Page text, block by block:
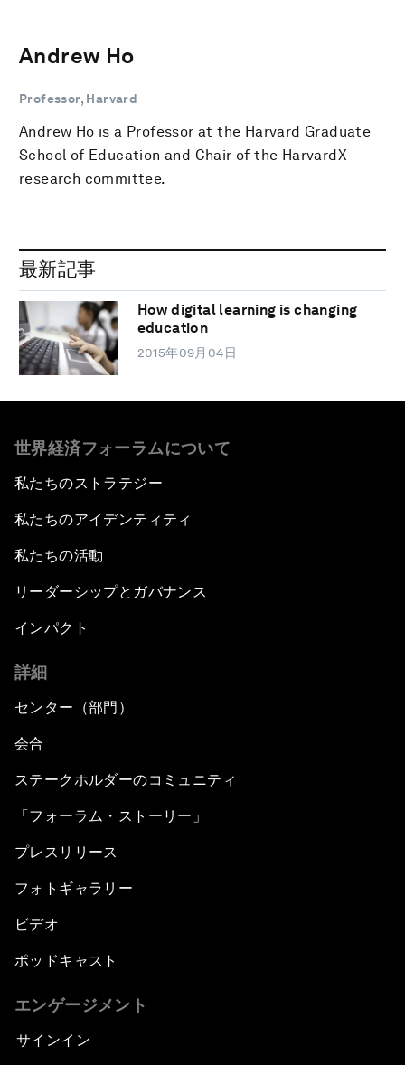
Andrew Ho
Professor, Harvard
Andrew Ho is a Professor at the Harvard Graduate
School of Education and Chair of the HarvardX
research committee.
最新記事
How digital learning is changing
education
2015年09月04日
世界経済フォーラムについて
私たちのストラテジー
私たちのアイデンティティ
私たちの活動
リーダーシップとガバナンス
インパクト
詳細
センター（部門）
会合
ステークホルダーのコミュニティ
「フォーラム・ストーリー」
プレスリリース
フォトギャラリー
ビデオ
ポッドキャスト
エンゲージメント
サインイン